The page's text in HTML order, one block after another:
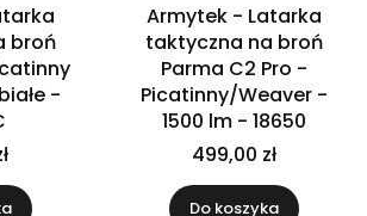
broń
-
Armytek - Latarka
taktyczna na broń
Parma C2 Pro -
Picatinny/Weaver -
1500 lm - 18650
499,00 zł
Do koszyka